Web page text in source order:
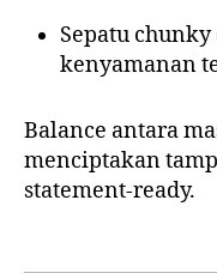
Sepatu
kenyamanan
Balance antara
menciptakan
statement-ready.